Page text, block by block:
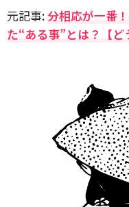
元記事:分相応が一番
た“ある事”とは？【ど